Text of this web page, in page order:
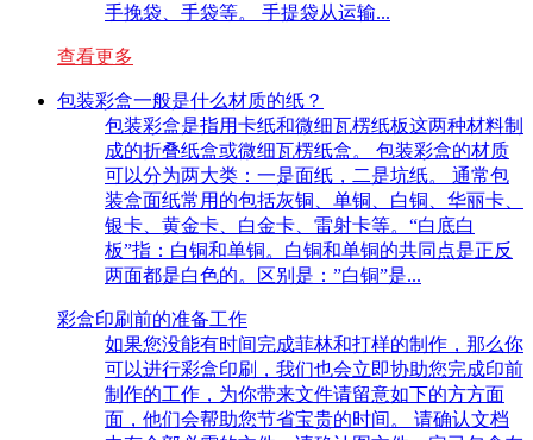
手挽袋、手袋等。 手提袋从运输...
查看更多
包装彩盒一般是什么材质的纸？
包装彩盒是指用卡纸和微细瓦楞纸板这两种材料制
成的折叠纸盒或微细瓦楞纸盒。 包装彩盒的材质
可以分为两大类：一是面纸，二是坑纸。 通常包
装盒面纸常用的包括灰铜、单铜、白铜、华丽卡、
银卡、黄金卡、白金卡、雷射卡等。“白底白
板”指：白铜和单铜。白铜和单铜的共同点是正反
两面都是白色的。区别是：”白铜”是...
彩盒印刷前的准备工作
如果您没能有时间完成菲林和打样的制作，那么你
可以进行彩盒印刷，我们也会立即协助您完成印前
制作的工作，为你带来文件请留意如下的方方面
面，他们会帮助您节省宝贵的时间。 请确认文档